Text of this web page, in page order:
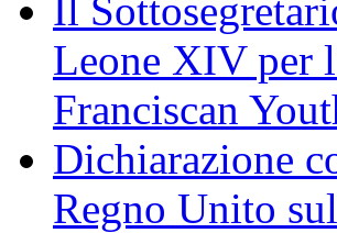
Il
Leone XIV per
Franciscan
Dichiarazione
Regno Unito